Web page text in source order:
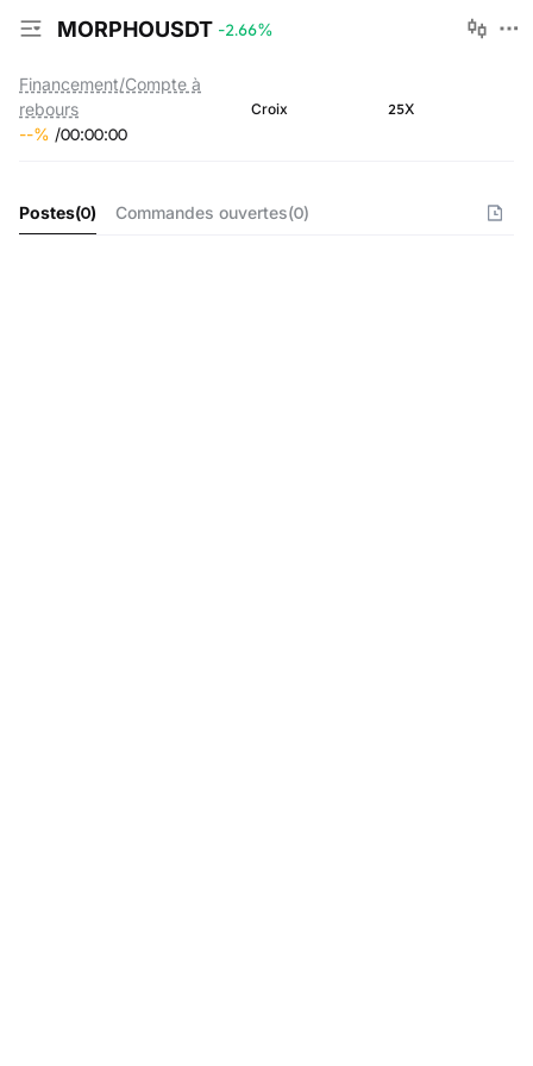
MORPHOUSDT -2.66%
Financement/Compte à
rebours
--% /00:00:00
Croix 25X
Postes(0) Commandes ouvertes(0)